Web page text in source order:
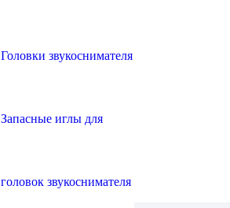
Головки звукоснимателя
Запасные иглы для
головок звукоснимателя